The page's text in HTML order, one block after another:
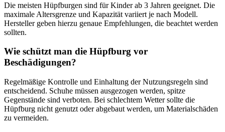
Die meisten Hüpfburgen sind für Kinder ab 3 Jahren geeignet. Die
maximale Altersgrenze und Kapazität variiert je nach Modell.
Hersteller geben hierzu genaue Empfehlungen, die beachtet werden
sollten.
Wie schützt man die Hüpfburg vor
Beschädigungen?
Regelmäßige Kontrolle und Einhaltung der Nutzungsregeln sind
entscheidend. Schuhe müssen ausgezogen werden, spitze
Gegenstände sind verboten. Bei schlechtem Wetter sollte die
Hüpfburg nicht genutzt oder abgebaut werden, um Materialschäden
zu vermeiden.